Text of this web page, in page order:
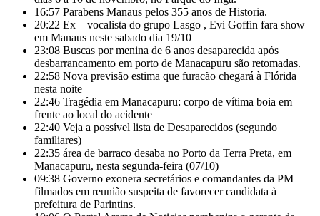
16:57 Parabens Manaus pelos 355 anos de Historia.
20:22 Ex – vocalista do grupo Lasgo , Evi Goffin fara show
em Manaus neste sabado dia 19/10
23:08 Buscas por menina de 6 anos desaparecida após
desbarrancamento em porto de Manacapuru são retomadas.
22:58 Nova previsão estima que furacão chegará à Flórida
nesta noite
22:46 Tragédia em Manacapuru: corpo de vítima boia em
frente ao local do acidente
22:40 Veja a possível lista de Desaparecidos (segundo
familiares)
22:35 área de barraco desaba no Porto da Terra Preta, em
Manacapuru, nesta segunda-feira (07/10)
09:38 Governo exonera secretários e comandantes da PM
filmados em reunião suspeita de favorecer candidata à
prefeitura de Parintins.